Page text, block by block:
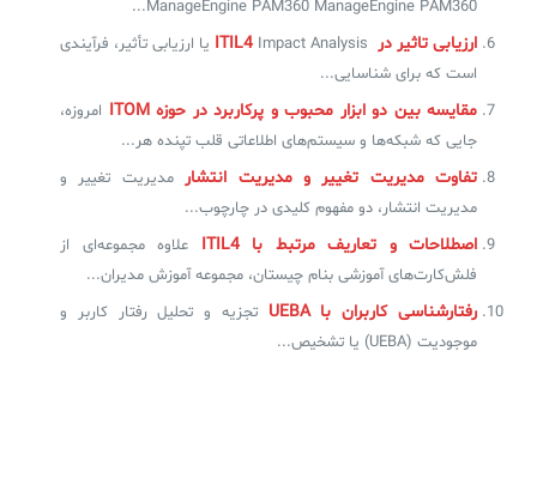
ManageEngine PAM360 ManageEngine PAM360...
ارزیابی تاثیر در ITIL4
Impact Analysis یا ارزیابی تأثیر، فرآیندی
است که برای شناسایی...
مقایسه بین دو ابزار محبوب و پرکاربرد در حوزه ITOM
امروزه،
جایی که شبکه‌ها و سیستم‌های اطلاعاتی قلب تپنده هر...
تفاوت مدیریت تغییر و مدیریت انتشار مدیریت تغییر و
مدیریت انتشار، دو مفهوم کلیدی در چارچوب...
اصطلاحات و تعاریف مرتبط با ITIL4
علاوه مجموعه‌ای از
فلش‌کارت‌های آموزشی بنام چیستان، مجموعه‌ آموزش مدیران...
رفتارشناسی کاربران با UEBA
تجزیه و تحلیل رفتار کاربر و
موجودیت (UEBA) یا تشخیص...